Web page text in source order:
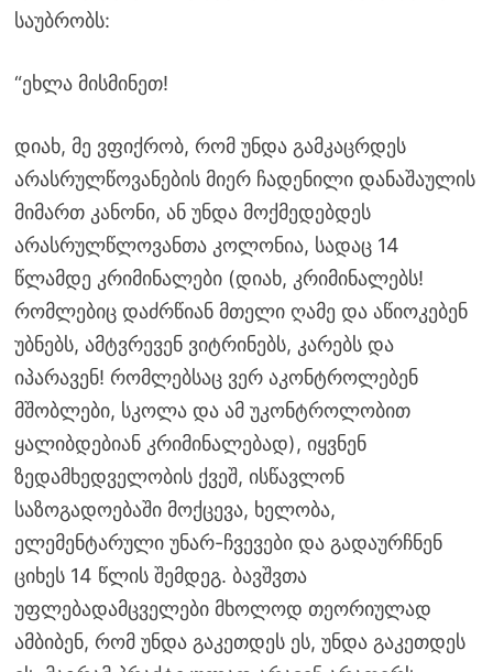
საუბრობს:
“ეხლა მისმინეთ!
დიახ, მე ვფიქრობ, რომ უნდა გამკაცრდეს
არასრულწოვანების მიერ ჩადენილი დანაშაულის
მიმართ კანონი, ან უნდა მოქმედებდეს
არასრულწლოვანთა კოლონია, სადაც 14
წლამდე კრიმინალები (დიახ, კრიმინალებს!
რომლებიც დაძრწიან მთელი ღამე და აწიოკებენ
უბნებს, ამტვრევენ ვიტრინებს, კარებს და
იპარავენ! რომლებსაც ვერ აკონტროლებენ
მშობლები, სკოლა და ამ უკონტროლობით
ყალიბდებიან კრიმინალებად), იყვნენ
ზედამხედველობის ქვეშ, ისწავლონ
საზოგადოებაში მოქცევა, ხელობა,
ელემენტარული უნარ-ჩვევები და გადაურჩნენ
ციხეს 14 წლის შემდეგ. ბავშვთა
უფლებადამცველები მხოლოდ თეორიულად
ამბიბენ, რომ უნდა გაკეთდეს ეს, უნდა გაკეთდეს